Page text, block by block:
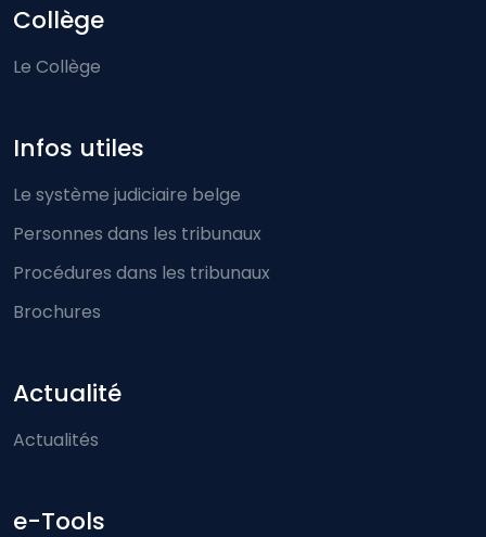
Collège
Le Collège
Infos utiles
Le système judiciaire belge
Personnes dans les tribunaux
Procédures dans les tribunaux
Brochures
Actualité
Actualités
e-Tools